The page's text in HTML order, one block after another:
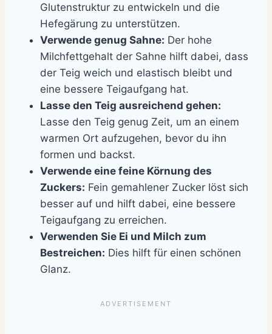
Glutenstruktur zu entwickeln und die
Hefegärung zu unterstützen.
Verwende genug Sahne: Der hohe
Milchfettgehalt der Sahne hilft dabei, dass
der Teig weich und elastisch bleibt und
eine bessere Teigaufgang hat.
Lasse den Teig ausreichend gehen:
Lasse den Teig genug Zeit, um an einem
warmen Ort aufzugehen, bevor du ihn
formen und backst.
Verwende eine feine Körnung des
Zuckers: Fein gemahlener Zucker löst sich
besser auf und hilft dabei, eine bessere
Teigaufgang zu erreichen.
Verwenden Sie Ei und Milch zum
Bestreichen: Dies hilft für einen schönen
Glanz.